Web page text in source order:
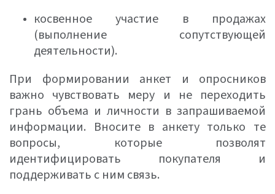
косвенное участие в продажах
(выполнение сопутствующей
деятельности).
При формировании анкет и опросников
важно чувствовать меру и не переходить
грань объема и личности в запрашиваемой
информации. Вносите в анкету только те
вопросы, которые позволят
идентифицировать покупателя и
поддерживать с ним связь.